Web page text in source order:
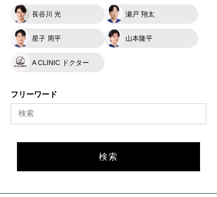
長谷川 光 瀬戸 翔太
星子 周平 山本隆平
A CLINIC ドクター
フリーワード